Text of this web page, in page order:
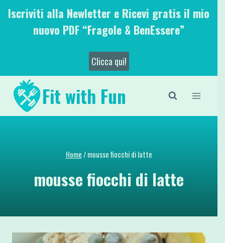
SaltaIscriviti alla Newletter e Ricevi gratis il mio
nuovo PDF “Fragole & BenEssere”
Clicca qui!
Fit with Fun
Home/ mousse fiocchi di latte
mousse fiocchi di latte